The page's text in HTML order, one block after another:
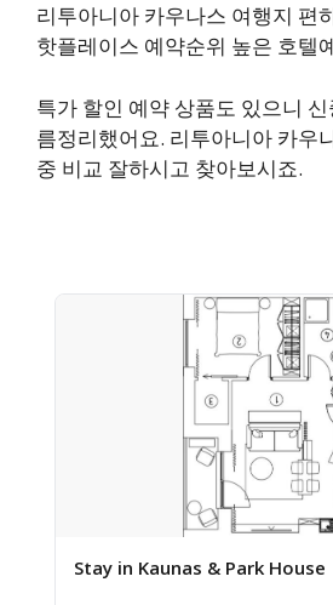
리투아니아 카우나스 여행지 편
핫플레이스 예약순위 높은 호텔
특가 할인 예약 상품도 있으니
름정리했어요. 리투아니아 카우
중 비교 잘하시고 찾아보시죠.
Stay in Kaunas & Park House